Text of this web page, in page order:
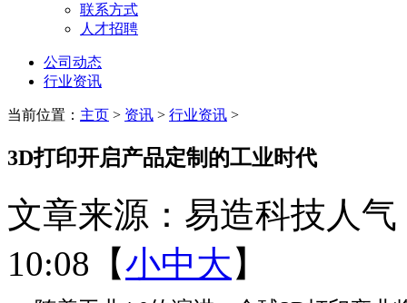
联系方式
人才招聘
公司动态
行业资讯
当前位置： 主页 > 资讯 > 行业资讯 >
3D打印开启产品定制的工业时代
文章来源：易造科技 人
10:08 【小中大 】